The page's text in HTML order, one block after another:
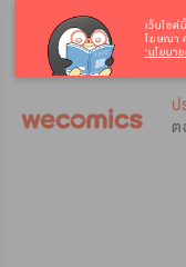
เว็บไซต์
โฆษณา
‘นโยบา